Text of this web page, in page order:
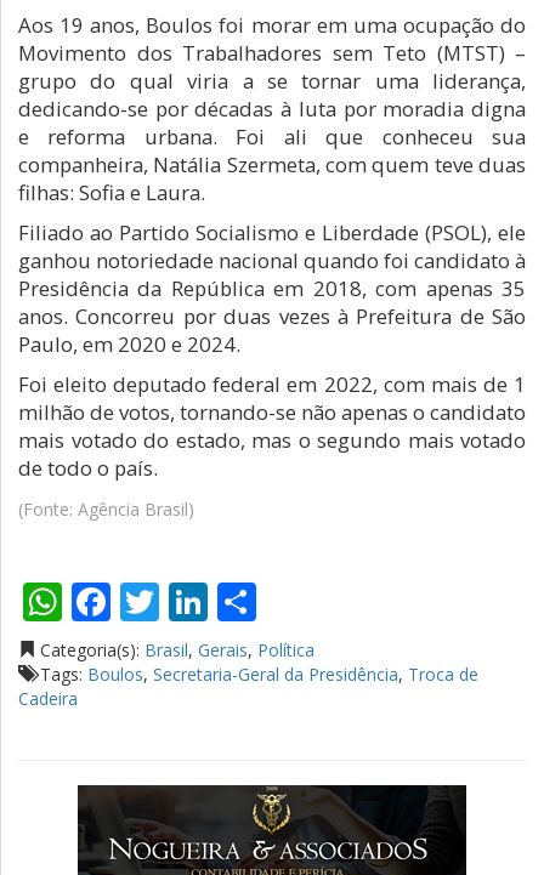
Aos 19 anos, Boulos foi morar em uma ocupação do
Movimento dos Trabalhadores sem Teto (MTST) –
grupo do qual viria a se tornar uma liderança,
dedicando-se por décadas à luta por moradia digna
e reforma urbana. Foi ali que conheceu sua
companheira, Natália Szermeta, com quem teve duas
filhas: Sofia e Laura.
Filiado ao Partido Socialismo e Liberdade (PSOL), ele
ganhou notoriedade nacional quando foi candidato à
Presidência da República em 2018, com apenas 35
anos. Concorreu por duas vezes à Prefeitura de São
Paulo, em 2020 e 2024.
Foi eleito deputado federal em 2022, com mais de 1
milhão de votos, tornando-se não apenas o candidato
mais votado do estado, mas o segundo mais votado
de todo o país.
(Fonte: Agência Brasil)
WhatsApp
Facebook
TwitterLinkedIn
Categoria(s): Brasil, Gerais, Política
Tags: Boulos, Secretaria-Geral da Presidência, Troca de
Cadeira